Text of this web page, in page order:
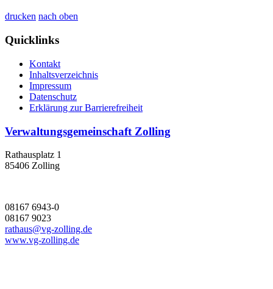
drucken nach oben
Quicklinks
Kontakt
Inhaltsverzeichnis
Impressum
Datenschutz
Erklärung zur Barrierefreiheit
Verwaltungsgemeinschaft Zolling
Rathausplatz 1
85406 Zolling
08167 6943-0
08167 9023
rathaus@vg-zolling.de
www.vg-zolling.de